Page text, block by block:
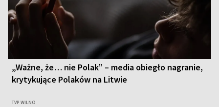
„Ważne, że… nie Polak” – media obiegło nagranie,
krytykujące Polaków na Litwie
TVP WILNO